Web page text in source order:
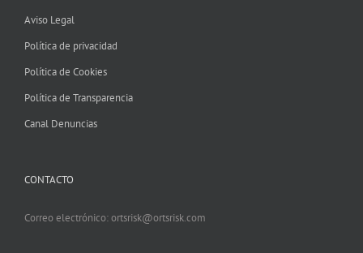
Aviso Legal
Política de privacidad
Política de Cookies
Política de Transparencia
Canal Denuncias
CONTACTO
Correo electrónico: ortsrisk@ortsrisk.com